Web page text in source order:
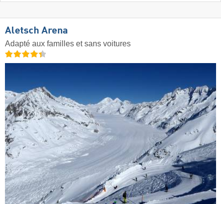
Aletsch Arena
Adapté aux familles et sans voitures